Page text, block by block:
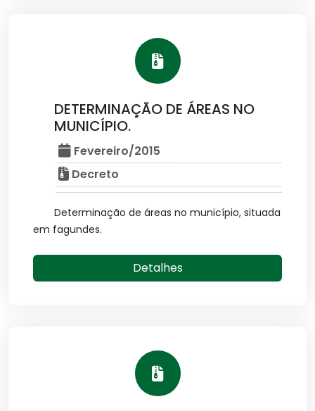
DETERMINAÇÃO DE ÁREAS NO
MUNICÍPIO.
Fevereiro/2015
Decreto
Determinação de áreas no município, situada
em fagundes.
Detalhes